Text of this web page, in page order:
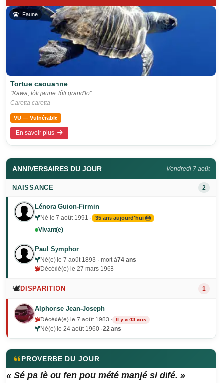
Faune
Tortue caouanne
"Kawa, tôti jaune, tôti grand'lo"
Caretta caretta
VU — Vulnérable
En savoir plus
ANNIVERSAIRES DU JOUR Vendredi 7 août
NAISSANCE 2
Lénora Guion-Firmin
Né le 7 août 1991 · 35 ans aujourd'hui 🎂
Vivant(e)
Paul Symphor
Né(e) le 7 août 1893 · mort à74 ans
Décédé(e) le 27 mars 1968
🕊️DISPARITION 1
Alphonse Jean-Joseph
Décédé(e) le 7 août 1983 · Il y a 43 ans
Né(e) le 24 août 1960 ·22 ans
PROVERBE DU JOUR
« Sé pa lè ou fen pou mété manjé si difé. »